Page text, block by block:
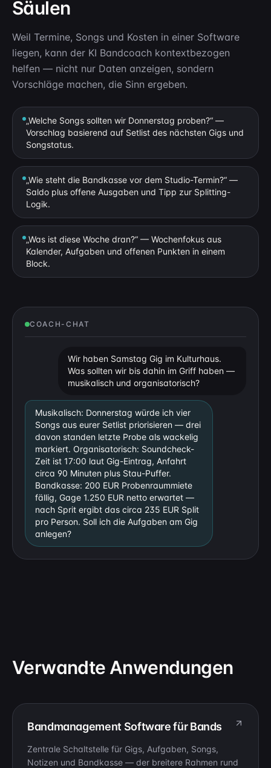
Säulen
Weil Termine, Songs und Kosten in einer Software
liegen, kann der KI Bandcoach kontextbezogen
helfen — nicht nur Daten anzeigen, sondern
Vorschläge machen, die Sinn ergeben.
„Welche Songs sollten wir Donnerstag proben?“ —
Vorschlag basierend auf Setlist des nächsten Gigs und
Songstatus.
„Wie steht die Bandkasse vor dem Studio-Termin?“ —
Saldo plus offene Ausgaben und Tipp zur Splitting-
Logik.
„Was ist diese Woche dran?“ — Wochenfokus aus
Kalender, Aufgaben und offenen Punkten in einem
Block.
COACH-CHAT
Wir haben Samstag Gig im Kulturhaus.
Was sollten wir bis dahin im Griff haben —
musikalisch und organisatorisch?
Musikalisch: Donnerstag würde ich vier
Songs aus eurer Setlist priorisieren — drei
davon standen letzte Probe als wackelig
markiert. Organisatorisch: Soundcheck-
Zeit ist 17:00 laut Gig-Eintrag, Anfahrt
circa 90 Minuten plus Stau-Puffer.
Bandkasse: 200 EUR Probenraummiete
fällig, Gage 1.250 EUR netto erwartet —
nach Sprit ergibt das circa 235 EUR Split
pro Person. Soll ich die Aufgaben am Gig
anlegen?
Verwandte Anwendungen
Bandmanagement Software für Bands
Zentrale Schaltstelle für Gigs, Aufgaben, Songs,
Notizen und Bandkasse — der breitere Rahmen rund